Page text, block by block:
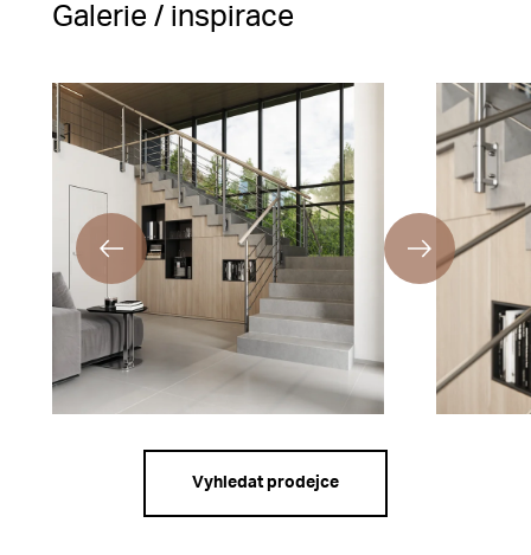
Galerie / inspirace
Vyhledat prodejce